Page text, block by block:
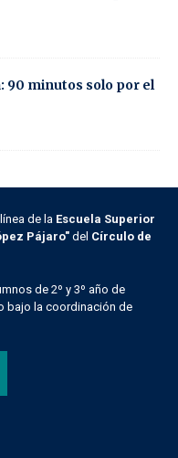
minutos solo por el
de la Escuela Superior
Pájaro" del Círculo de
de 2º y 3º año de
bajo la coordinación de